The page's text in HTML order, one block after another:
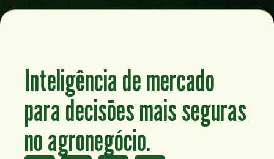
Inteligência de mercado
para decisões mais seguras
no agronegócio.